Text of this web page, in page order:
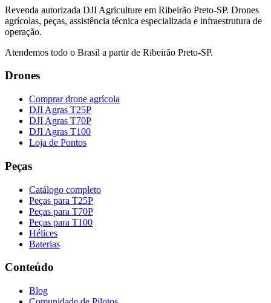
Revenda autorizada DJI Agriculture em Ribeirão Preto-SP. Drones
agrícolas, peças, assistência técnica especializada e infraestrutura de
operação.
Atendemos todo o Brasil a partir de Ribeirão Preto-SP.
Drones
Comprar drone agrícola
DJI Agras T25P
DJI Agras T70P
DJI Agras T100
Loja de Pontos
Peças
Catálogo completo
Peças para T25P
Peças para T70P
Peças para T100
Hélices
Baterias
Conteúdo
Blog